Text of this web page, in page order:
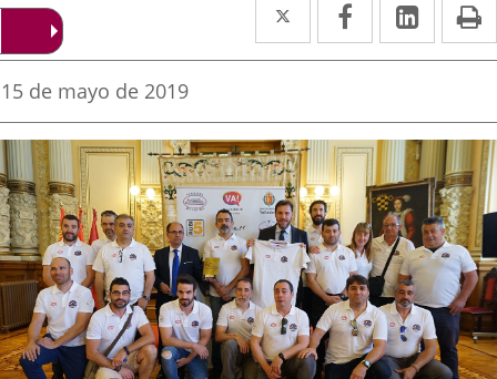
a
aplicación
externa.
a
aplicación
externa.
a
Fecha
la
noticia
15 de mayo de 2019